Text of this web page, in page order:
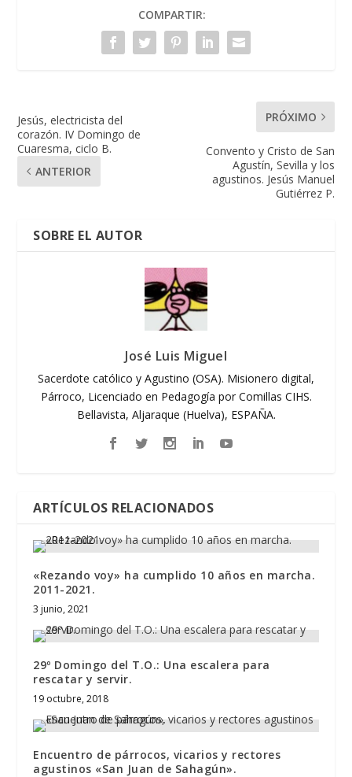
COMPARTIR:
Jesús, electricista del
corazón. IV Domingo de
Cuaresma, ciclo B.
ANTERIOR
PRÓXIMO
Convento y Cristo de San
Agustín, Sevilla y los
agustinos. Jesús Manuel
Gutiérrez P.
SOBRE EL AUTOR
José Luis Miguel
Sacerdote católico y Agustino (OSA). Misionero digital,
Párroco, Licenciado en Pedagogía por Comillas CIHS.
Bellavista, Aljaraque (Huelva), ESPAÑA.
ARTÍCULOS RELACIONADOS
«Rezando voy» ha cumplido 10 años en marcha.
2011-2021.
3 junio, 2021
29º Domingo del T.O.: Una escalera para
rescatar y servir.
19 octubre, 2018
Encuentro de párrocos, vicarios y rectores
agustinos «San Juan de Sahagún».